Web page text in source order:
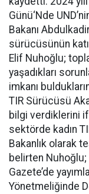
Günü‘Nde
Bakanı
sürücüsünün
Elif Nuhoğlu;
yaşadıkları
imkanı
TIR Sürücüsü
bilgi verdiklerini
sektörde kadın
Bakanlık olarak
belirten Nuhoğlu;
Gazete’de
Yönetmeliğinde